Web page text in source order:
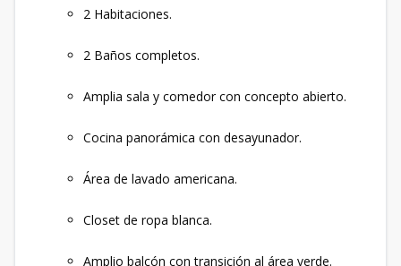
2 Habitaciones.
2 Baños completos.
Amplia sala y comedor con concepto abierto.
Cocina panorámica con desayunador.
Área de lavado americana.
Closet de ropa blanca.
Amplio balcón con transición al área verde.